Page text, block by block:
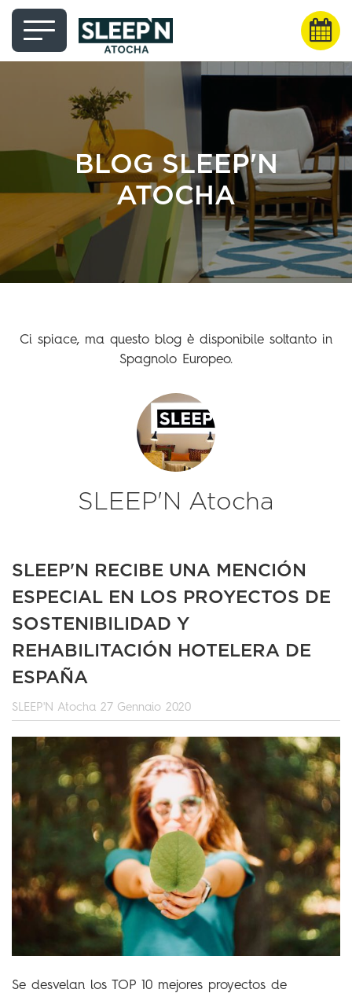
BLOG SLEEP'N
ATOCHA
Ci spiace, ma questo blog è disponibile soltanto in
Spagnolo Europeo.
SLEEP'N Atocha
SLEEP'N RECIBE UNA MENCIÓN
ESPECIAL EN LOS PROYECTOS DE
SOSTENIBILIDAD Y
REHABILITACIÓN HOTELERA DE
ESPAÑA
SLEEP'N Atocha 27 Gennaio 2020
Se desvelan los TOP 10 mejores proyectos de